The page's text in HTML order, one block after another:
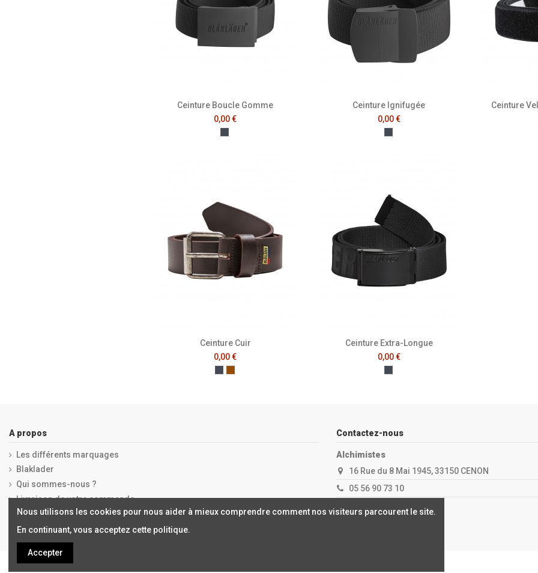
Ceinture Boucle Gomme
0,00 €
Noir
Ceinture Ignifugée
0,00 €
Noir
Ceinture
Ceinture Cuir
0,00 €
NoirMarron
Ceinture Extra-Longue
0,00 €
Noir
A propos
Les différents marquages
Blaklader
Qui sommes-nous ?
Livraison de votre commande
Mentions légales
Contactez-nous
Alchimistes
16 Rue du 8 Mai 1945, 33150 CENON
05 56 90 73 10
Copyrights © 2019 ALCHIMISTES BORDEAUX
Nous utilisons les cookies pour nous aider à mieux comprendre comment nos visiteurs parcourent le site.
En continuant, vous acceptez cette politique.
Accepter